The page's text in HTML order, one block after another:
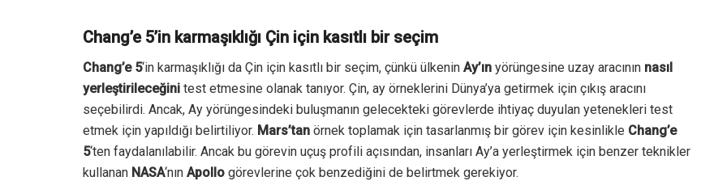
Chang’e 5’in karmaşıklığı Çin için kasıtlı bir seçim
Chang’e 5‘in karmaşıklığı da Çin için kasıtlı bir seçim, çünkü ülkenin Ay’ın yörüngesine uzay aracının nasıl
yerleştirileceğini test etmesine olanak tanıyor. Çin, ay örneklerini Dünya’ya getirmek için çıkış aracını
seçebilirdi. Ancak, Ay yörüngesindeki buluşmanın gelecekteki görevlerde ihtiyaç duyulan yetenekleri test
etmek için yapıldığı belirtiliyor. Mars’tan örnek toplamak için tasarlanmış bir görev için kesinlikle Chang’e
5‘ten faydalanılabilir. Ancak bu görevin uçuş profili açısından, insanları Ay’a yerleştirmek için benzer teknikler
kullanan NASA‘nın Apollo görevlerine çok benzediğini de belirtmek gerekiyor.